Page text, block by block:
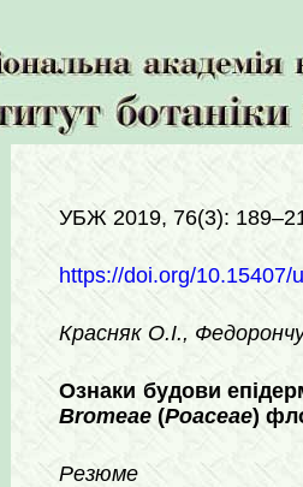
УБЖ 2019, 76(3):
https://doi.org/10.15407/
Красняк О.І.,
Ознаки будови
Bromeae (Poaceae)
Резюме